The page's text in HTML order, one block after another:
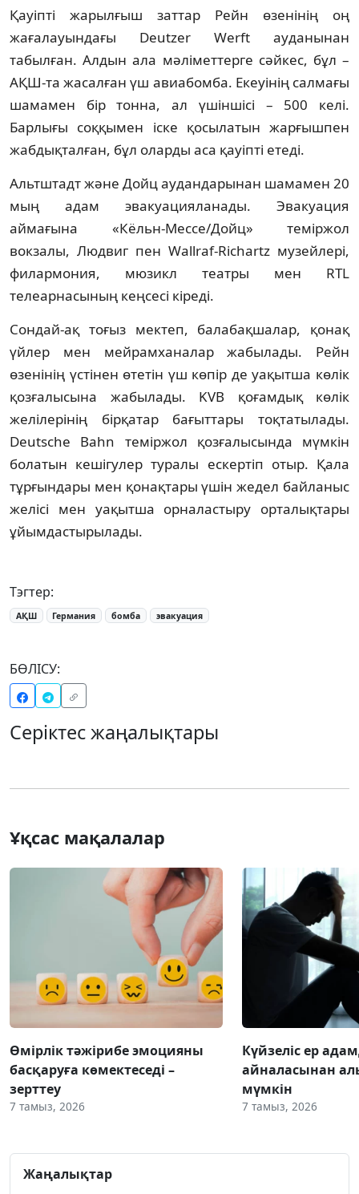
Қауіпті жарылғыш заттар Рейн өзенінің оң
жағалауындағы Deutzer Werft ауданынан
табылған. Алдын ала мәліметтерге сәйкес, бұл –
АҚШ-та жасалған үш авиабомба. Екеуінің салмағы
шамамен бір тонна, ал үшіншісі – 500 келі.
Барлығы соққымен іске қосылатын жарғышпен
жабдықталған, бұл оларды аса қауіпті етеді.
Альтштадт және Дойц аудандарынан шамамен 20
мың адам эвакуацияланады. Эвакуация
аймағына «Кёльн-Мессе/Дойц» теміржол
вокзалы, Людвиг пен Wallraf-Richartz музейлері,
филармония, мюзикл театры мен RTL
телеарнасының кеңсесі кіреді.
Сондай-ақ тоғыз мектеп, балабақшалар, қонақ
үйлер мен мейрамханалар жабылады. Рейн
өзенінің үстінен өтетін үш көпір де уақытша көлік
қозғалысына жабылады. KVB қоғамдық көлік
желілерінің бірқатар бағыттары тоқтатылады.
Deutsche Bahn теміржол қозғалысында мүмкін
болатын кешігулер туралы ескертіп отыр. Қала
тұрғындары мен қонақтары үшін жедел байланыс
желісі мен уақытша орналастыру орталықтары
ұйымдастырылады.
Тэгтер:
АҚШ Германия бомба эвакуация
БӨЛІСУ:
Серіктес жаңалықтары
Ұқсас мақалалар
Өмірлік тәжірибе эмоцияны
басқаруға көмектеседі –
зерттеу
7 тамыз, 2026
Күйзеліс ер
айналасынан
мүмкін
7 тамыз, 2026
Жаңалықтар